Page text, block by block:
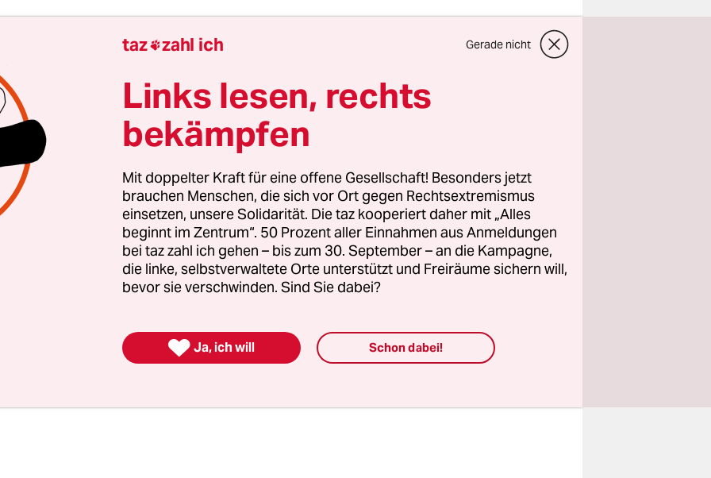
die in Ställe eindringen, um Missstände zu
machen sich unter bestimmten Voraussetzungen
Dieses Grundsatzurteil des Oberlandesgerichts (OLG)
auch die Große Koalition, die den Einbruch in
Koalitionsvertrag gezielt bestrafen will, nicht aushebeln.
es um zwei Vorfälle im Sommer 2013. Aktivisten von
Watch stiegen in eine Schweinezuchtanlage in
(bei Magdeburg) ein. Sie hatten den Tipp bekommen,
gegen Tierschutzvorschriften verstoße. Per Kamera
sie zahlreiche Verstöße, insbesondere zu schmale
im November 2013. Daraufhin schritten die Behörden ein.
taz zahl ich Gerade nicht
Links lesen, rechts
bekämpfen
Mit doppelter Kraft für eine offene Gesellschaft! Besonders jetzt
brauchen Menschen, die sich vor Ort gegen Rechtsextremismus
einsetzen, unsere Solidarität. Die taz kooperiert daher mit „Alles
beginnt im Zentrum“. 50 Prozent aller Einnahmen aus Anmeldungen
bei taz zahl ich gehen – bis zum 30. September – an die Kampagne,
die linke, selbstverwaltete Orte unterstützt und Freiräume sichern will,
bevor sie verschwinden. Sind Sie dabei?
 Ja, ich will Schon dabei!